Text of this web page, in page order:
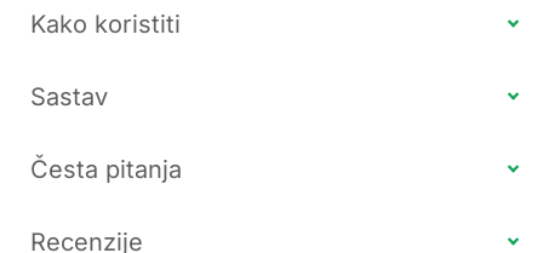
Kako koristiti
Sastav
Česta pitanja
Recenzije